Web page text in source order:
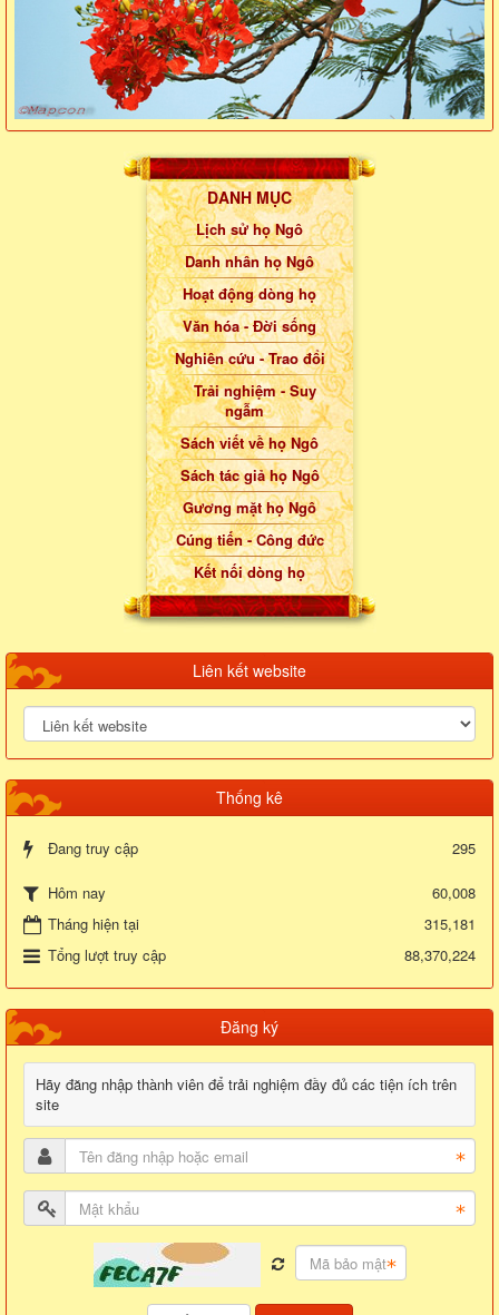
DANH MỤC
Lịch sử họ Ngô
Danh nhân họ Ngô
Hoạt động dòng họ
Văn hóa - Đời sống
Nghiên cứu - Trao đổi
Trải nghiệm - Suy
ngẫm
Sách viết về họ Ngô
Sách tác giả họ Ngô
Gương mặt họ Ngô
Cúng tiến - Công đức
Kết nối dòng họ
Liên kết website
Thống kê
Đang truy cập 295
Hôm nay
60,008
Tháng hiện tại
315,181
Tổng lượt truy cập
88,370,224
Đăng ký
Hãy đăng nhập thành viên để trải nghiệm đầy đủ các tiện ích trên
site